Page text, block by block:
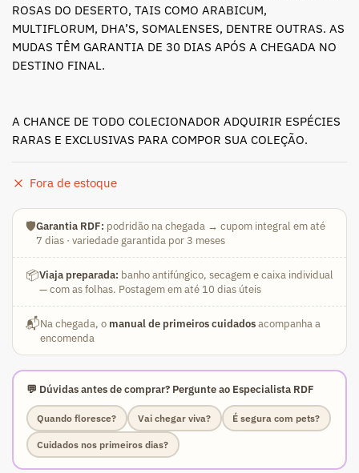
ROSAS DO DESERTO, TAIS COMO ARABICUM,
MULTIFLORUM, DHA’S, SOMALENSES, DENTRE OUTRAS. AS
MUDAS TÊM GARANTIA DE 30 DIAS APÓS A CHEGADA NO
DESTINO FINAL.
A CHANCE DE TODO COLECIONADOR ADQUIRIR ESPÉCIES
RARAS E EXCLUSIVAS PARA COMPOR SUA COLEÇÃO.
Fora de estoque
🛡️Garantia RDF: podridão na chegada → cupom integral em até
7 dias · variedade garantida por 3 meses
📦Viaja preparada: banho antifúngico, secagem e caixa individual
— com as folhas. Postagem em até 10 dias úteis
📬Na chegada, o manual de primeiros cuidadosacompanha a
encomenda
💬 Dúvidas antes de comprar? Pergunte ao Especialista RDF
Quando floresce? Vai chegar viva? É segura com pets?
Cuidados nos primeiros dias?